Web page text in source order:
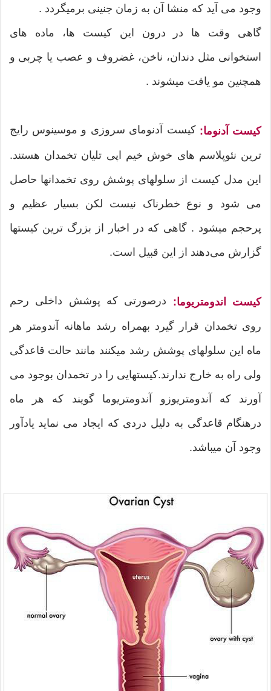
وجود می آید که منشا آن به زمان جنینی برمیگردد .
گاهی وقت ها در درون این کیست ها، ماده های
استخوانی مثل دندان، ناخن، غضروف و عصب یا چربی و
همچنين مو یافت میشوند .
کیست آدنوما: کیست آدنومای سروزی و موسینوس رایج
ترین نئوپلاسم های خوش خیم اپی تلیان تخمدان هستند.
این مدل کیست از سلولهای پوشش روی تخمدانها حاصل
می شود و نوع خطرناک نیست لکن بسیار عظیم و
پرحجم ميشود . گاهی که در اخبار از بزرگ ترين کیستها
گزارش می‌دهند از این قبیل است.
کیست اندومتریوما: درصورتی که پوشش داخلی رحم
روی تخمدان قرار گیرد بهمراه رشد ماهانه آندومتر هر
ماه این سلولهای پوشش رشد ميکنند مانند حالت قاعدگی
ولی راه به خارج ندارند.کیستهایی را در تخمدان بوجود می
آورند که آندومتریوزو آندومتریوما گویند که هر ماه
درهنگام قاعدگی به دلیل دردی که ایجاد می نماید یادآور
وجود آن میباشد.